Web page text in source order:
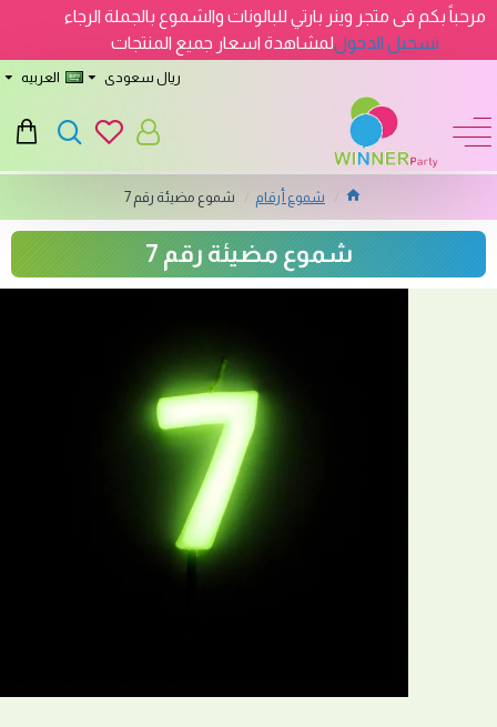
مرحباً بكم فى متجر وينر بارتي للبالونات والشموع بالجملة الرجاء
تسجيل الدخوللمشاهدة اسعار جميع المنتجات
ريال سعودى العربيه
شموع أرقام شموع مضيئة رقم 7
شموع مضيئة رقم 7